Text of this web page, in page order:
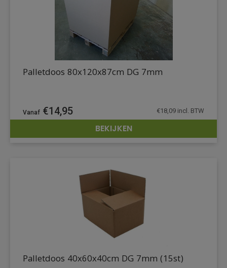
DETAILS
Palletdoos 80x120x87cm DG 7mm
€14,95 €18,09 incl. BTW
BEKIJKEN
Palletdoos 40x60x40cm DG 7mm (15st)